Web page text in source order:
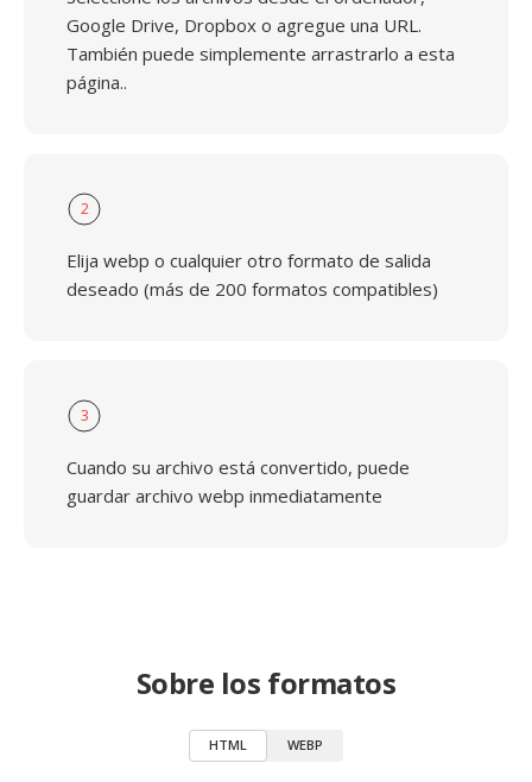
Google Drive, Dropbox o agregue una URL.
También puede simplemente arrastrarlo a esta
página..
2
Elija webp o cualquier otro formato de salida
deseado (más de 200 formatos compatibles)
3
Cuando su archivo está convertido, puede
guardar archivo webp inmediatamente
Sobre los formatos
HTML WEBP